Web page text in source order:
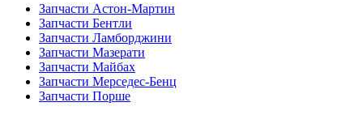
Запчасти Астон-Мартин
Запчасти Бентли
Запчасти Ламборджини
Запчасти Мазерати
Запчасти Майбах
Запчасти Мерседес-Бенц
Запчасти Порше